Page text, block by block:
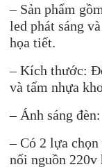
– Sản phẩm
led phát sáng
họa tiết.
– Kích thước:
và tấm nhựa
– Ánh sáng
– Có 2 lựa
nối nguồn 220v